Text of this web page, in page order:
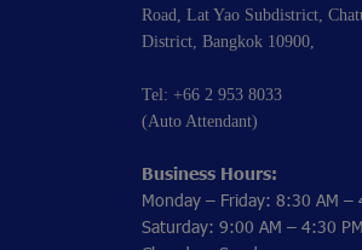
Road, Lat Yao Subdistrict,
District, Bangkok 10900,
Tel: +66 2 953 8033
(Auto Attendant)
Business Hours:
Monday – Friday: 8:30 AM –
Saturday: 9:00 AM – 4:30 PM